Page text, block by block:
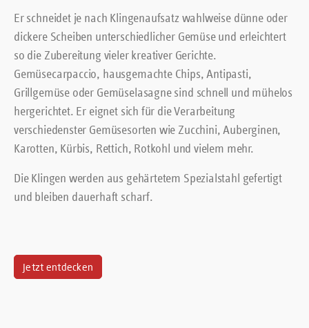
Er schneidet je nach Klingenaufsatz wahlweise dünne oder
dickere Scheiben unterschiedlicher Gemüse und erleichtert
so die Zubereitung vieler kreativer Gerichte.
Gemüsecarpaccio, hausgemachte Chips, Antipasti,
Grillgemüse oder Gemüselasagne sind schnell und mühelos
hergerichtet. Er eignet sich für die Verarbeitung
verschiedenster Gemüsesorten wie Zucchini, Auberginen,
Karotten, Kürbis, Rettich, Rotkohl und vielem mehr.
Die Klingen werden aus gehärtetem Spezialstahl gefertigt
und bleiben dauerhaft scharf.
Jetzt entdecken